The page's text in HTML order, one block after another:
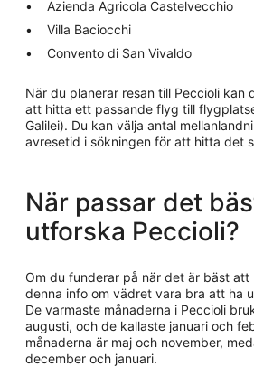
Azienda Agricola Castelvecchio
Villa Baciocchi
Convento di San Vivaldo
När du planerar resan till Peccioli kan
att hitta ett passande flyg till
Galilei). Du kan välja antal
avresetid i sökningen för att hitta det
När passar det
utforska Peccioli?
Om du funderar på när det är bäst att
denna info om vädret vara bra att ha
De varmaste månaderna i Peccioli
augusti, och de kallaste januari och
månaderna är maj och november,
december och januari.